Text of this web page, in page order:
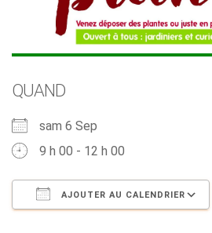
QUAND
sam 6 Sep
9 h 00 - 12 h 00
AJOUTER AU CALENDRIER